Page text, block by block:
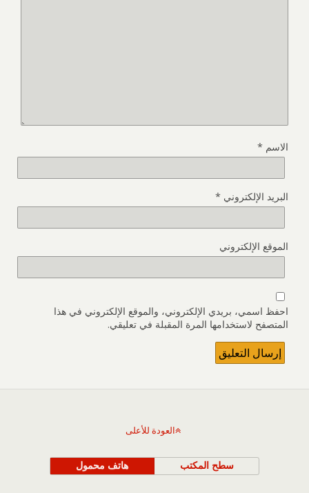
الاسم *
البريد الإلكتروني *
الموقع الإلكتروني
احفظ اسمي، بريدي الإلكتروني، والموقع الإلكتروني في هذا
المتصفح لاستخدامها المرة المقبلة في تعليقي.
العودة للأعلى
هاتف محمول سطح المكتب